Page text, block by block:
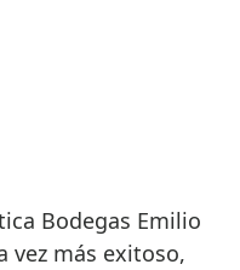
vez más exitoso,